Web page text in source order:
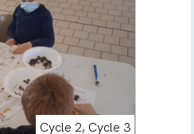
Cycle 2, Cycle 3